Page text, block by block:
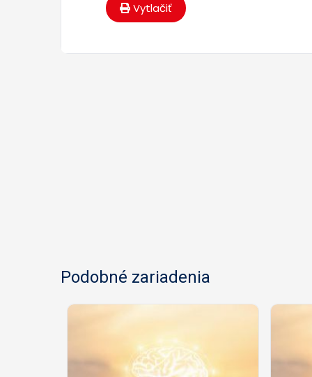
Vytlačiť
Podobné zariadenia